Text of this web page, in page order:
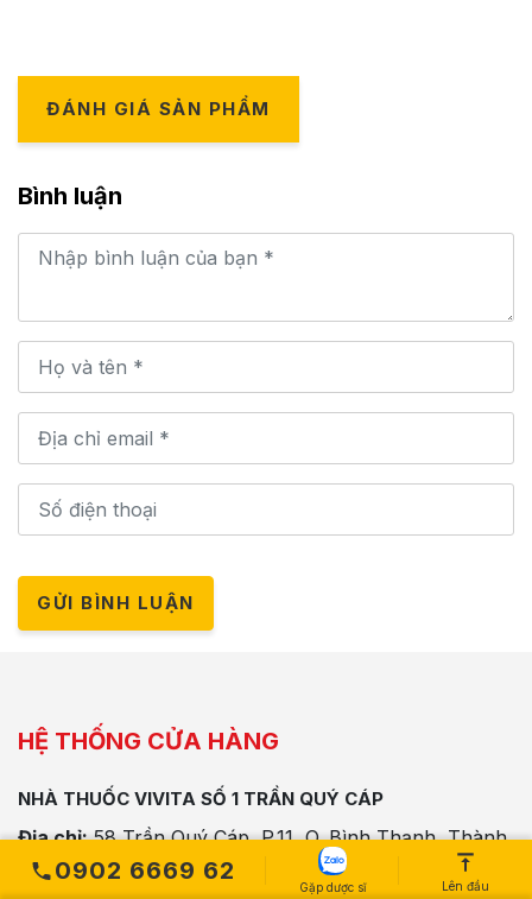
ĐÁNH GIÁ SẢN PHẨM
Bình luận
GỬI BÌNH LUẬN
0902 6669 62
Gặp dược sĩ Lên đầu
HỆ THỐNG CỬA HÀNG
NHÀ THUỐC VIVITA SỐ 1 TRẦN QUÝ CÁP
Địa chỉ:58 Trần Quý Cáp, P.11, Q. Bình Thạnh, Thành
phố Hồ Chí Minh